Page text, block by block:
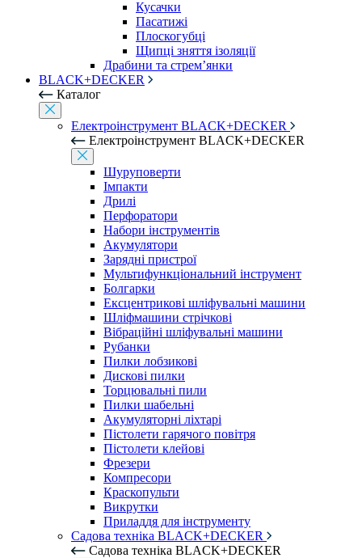
Кусачки
Пасатижі
Плоскогубці
Щипці зняття ізоляції
Драбини та стрем’янки
BLACK+DECKER
Каталог
Електроінструмент BLACK+DECKER
Електроінструмент BLACK+DECKER
Шуруповерти
Імпакти
Дрилі
Перфоратори
Набори інструментів
Акумулятори
Зарядні пристрої
Мультифункціональний інструмент
Болгарки
Ексцентрикові шліфувальні машини
Шліфмашини стрічкові
Вібраційні шліфувальні машини
Рубанки
Пилки лобзикові
Дискові пилки
Торцювальні пили
Пилки шабельні
Акумуляторні ліхтарі
Пістолети гарячого повітря
Пістолети клейові
Фрезери
Компресори
Краскопульти
Викрутки
Приладдя для інструменту
Садова техніка BLACK+DECKER
Садова техніка BLACK+DECKER